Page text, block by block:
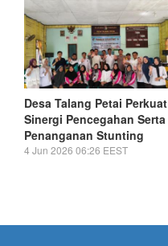
Desa Talang Petai Perkuat
Sinergi Pencegahan Serta
Penanganan Stunting
4 Jun 2026 06:26 EEST